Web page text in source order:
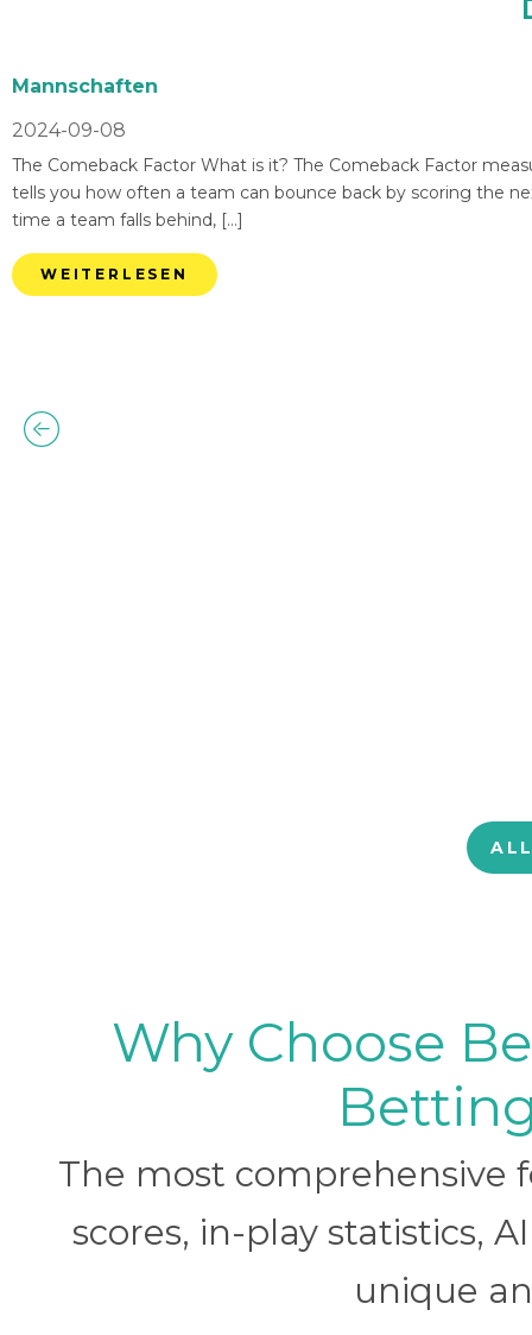
Mannschaften
2024-09-08
The Comeback Factor What is it? The Comeback Factor
tells you how often a team can bounce back by scoring the
time a team falls behind, […]
WEITERLESEN
Why Choose
The most
scores, in-play statistics,
unique